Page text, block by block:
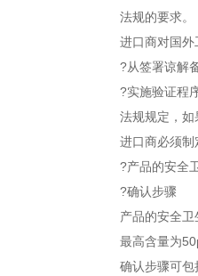
法规的要求。
进口商对国
?从签署谅解
?实施验证程
法规规定，
进口商必须
?产品的安全
?确认步骤
产品的安全
最高含量为
确认步骤可